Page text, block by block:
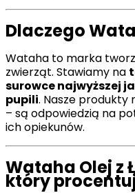
Dlaczego
Wataha to marka
zwierząt. Stawiamy na
surowce najwyższej
pupili. Nasze produkty
– są odpowiedzią na
ich opiekunów.
Wataha Olej z
który